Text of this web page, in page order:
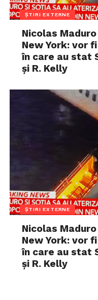
ȘTIRI EXTERNE
Nicolas
New York: vor
în care au stat
și R. Kelly
ȘTIRI EXTERNE
Nicolas
New York: vor
în care au stat
și R. Kelly